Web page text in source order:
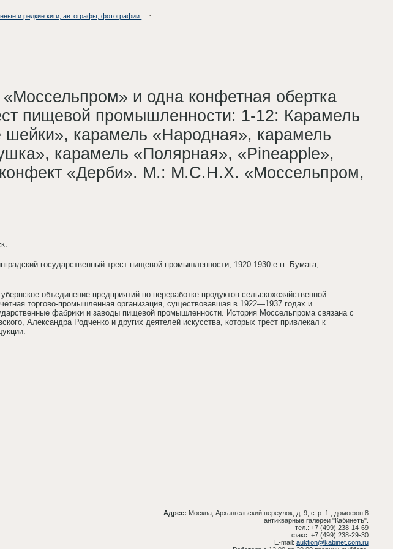
и редкие киги, автографы, фотографии.
и одна конфетная обертка
пищевой промышленности: 1-12: Карамель
карамель «Народная», карамель
карамель «Полярная», «Pineapple»,
«Дерби». М.: М.С.Н.Х. «Моссельпром,
государственный трест пищевой промышленности, 1920-1930-е гг. Бумага,
объединение предприятий по переработке продуктов сельскохозяйственной
торгово-промышленная организация, существовавшая в 1922—1937 годах и
фабрики и заводы пищевой промышленности. История Моссельпрома связана с
Александра Родченко и других деятелей искусства, которых трест привлекал к
Адрес: Москва, Архангельский переулок, д. 9, стр. 1., домофон 8
антикварные галереи "Кабинетъ".
тел.: +7 (499) 238-14-69
факс: +7 (499) 238-29-30
E-mail: auktion@kabinet.com.ru